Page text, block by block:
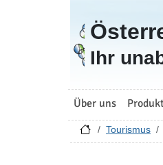
Zur Startseite
Ihr
Über uns
Tourismus